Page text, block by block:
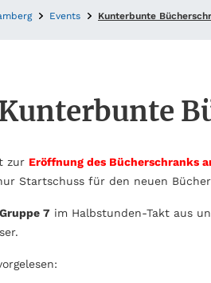
Events Kunterbunte
zur Eröffnung des Bücherschranks
Startschuss für den neuen
Gruppe 7 im Halbstunden-Takt aus